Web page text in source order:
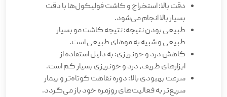
دقت بالا: استخراج و کاشت فولیکول‌ها با دقت
بسیار بالا انجام می‌شود.
طبیعی بودن نتیجه: نتیجه کاشت مو بسیار
طبیعی و شبیه به موهای طبیعی است.
کاهش درد و خونریزی: به دلیل استفاده از
ابزارهای ظریف، درد و خونریزی بسیار کم است.
سرعت بهبودی بالا: دوره نقاهت کوتاه‌تر و بیمار
سریع‌تر به فعالیت‌های روزمره خود باز می‌گردد.